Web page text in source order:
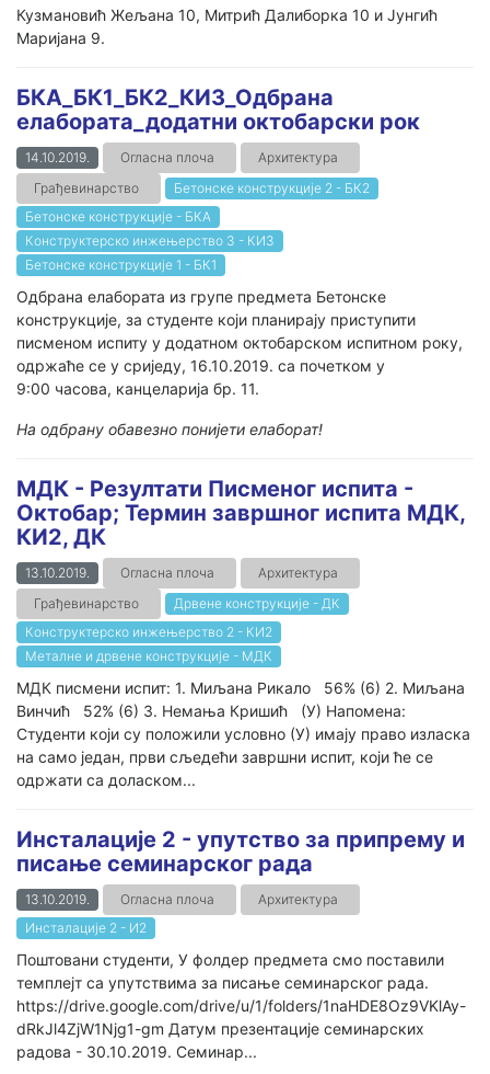
Кузмановић Жељана 10, Митрић Далиборка 10 и Јунгић
Маријана 9.
БКА_БК1_БК2_КИ3_Одбрана
елабората_додатни октобарски рок
14.10.2019. Огласна плоча
Архитектура
Грађевинарство
Бетонске конструкције 2 - БК2
Бетонске конструкције - БКА
Конструктерско инжењерство 3 - КИ3
Бетонске конструкције 1 - БК1
Одбрана елабората из групе предмета Бетонске
конструкције, за студенте који планирају приступити
писменом испиту у додатном октобарском испитном року,
одржаће се у сриједу, 16.10.2019. са почетком у
9:00 часова, канцеларија бр. 11.
На одбрану обавезно понијети елаборат!
МДК - Резултати Писменог испита -
Октобар; Термин завршног испита МДК,
КИ2, ДК
13.10.2019. Огласна плоча
Архитектура
Грађевинарство
Дрвене конструкције - ДК
Конструктерско инжењерство 2 - КИ2
Металне и дрвене конструкције - МДК
МДК писмени испит: 1. Миљана Рикало 56% (6) 2. Миљана
Винчић 52% (6) 3. Немања Кришић (У) Напомена:
Студенти који су положили условно (У) имају право изласка
на само један, први сљедећи завршни испит, који ће се
одржати са доласком...
Инсталације 2 - упутство за припрему и
писање семинарског рада
13.10.2019. Огласна плоча
Архитектура
Инсталације 2 - И2
Поштовани студенти, У фолдер предмета смо поставили
темплејт са упутствима за писање семинарског рада.
https://drive.google.com/drive/u/1/folders/1naHDE8Oz9VKlAy-
dRkJl4ZjW1Njg1-gm Датум презентације семинарских
радова - 30.10.2019. Семинар...